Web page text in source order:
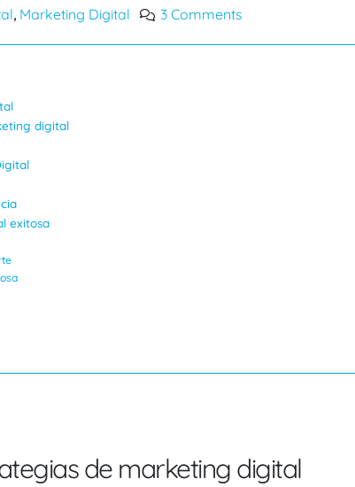
, Marketing Digital 3 Comments
digital
exitosa
de marketing digital
herramientas link building
investigar un